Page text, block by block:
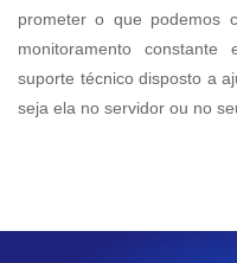
prometer o que podemos
monitoramento
suporte técnico disposto a
seja ela no servidor ou no